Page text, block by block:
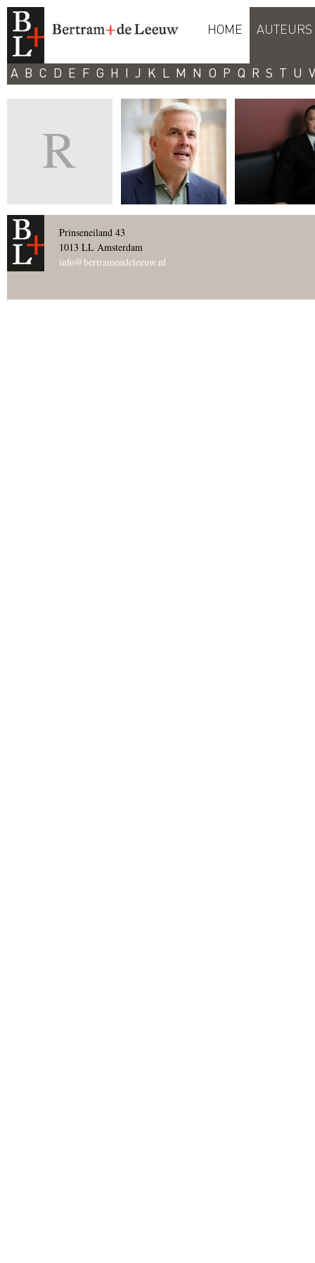
HOME AUTEURS
A B C D E F G H I J K L M N O P Q R S T U V
R
Prinseneiland 43
1013 LL Amsterdam
info@bertramendeleeuw.nl